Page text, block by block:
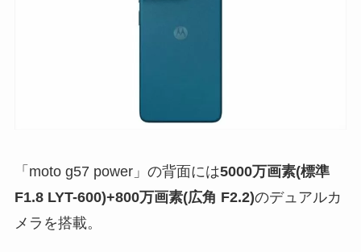
「moto g57 power」の背面には5000万画素(標準
F1.8 LYT-600)+800万画素(広角 F2.2)のデュアルカ
メラを搭載。